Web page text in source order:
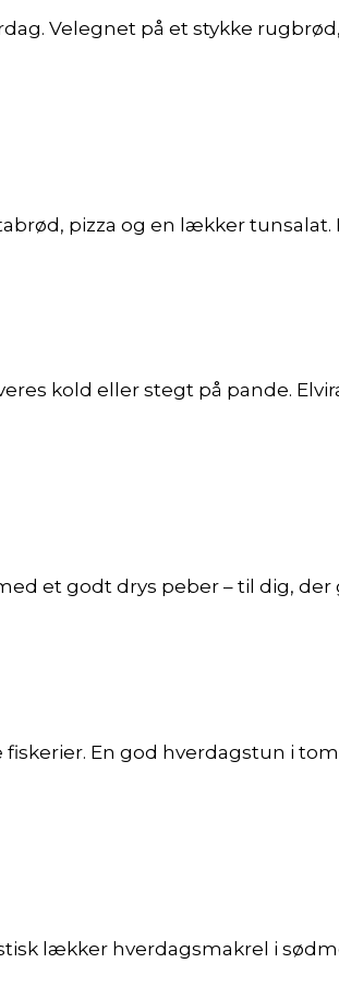
Velegnet på et stykke
pizza og en lækker tunsalat.
kold eller stegt på pande.
et godt drys peber – til dig,
fiskerier. En god hverdagstun i
lækker hverdagsmakrel i